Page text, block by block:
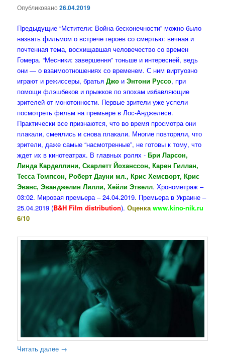
Опубликовано26.04.2019
Предыдущие “Мстители: Война бесконечности” можно было
назвать фильмом о встрече героев со смертью: вечная и
почтенная тема, восхищавшая человечество со времен
Гомера. “Месники: завершення” тоньше и интересней, ведь
они — о взаимоотношениях со временем. С ним виртуозно
играют и режиссеры, братьяДжои Энтони Руссо, при
помощи флэшбеков и прыжков по эпохам избавляющие
зрителей от монотонности. Первые зрители уже успели
посмотреть фильм на премьере в Лос-Анджелесе.
Практически все признаются, что во время просмотра они
плакали, смеялись и снова плакали. Многие повторяли, что
зрители, даже самые “насмотренные”, не готовы к тому, что
ждет их в кинотеатрах. В главных ролях - Бри Ларсон,
Линда Карделлини, Скарлетт Йоханссон, Карен Гиллан,
Тесса Томпсон, Роберт Дауни мл., Крис Хемсворт, Крис
Эванс, Эванджелин Лилли, Хейли Этвелл. Хронометраж –
03:02. Мировая премьера – 24.04.2019. Премьера в Украине –
25.04.2019 (B&H Film distribution).Оценка www.kino-nik.ru
6/10
Читать далее →